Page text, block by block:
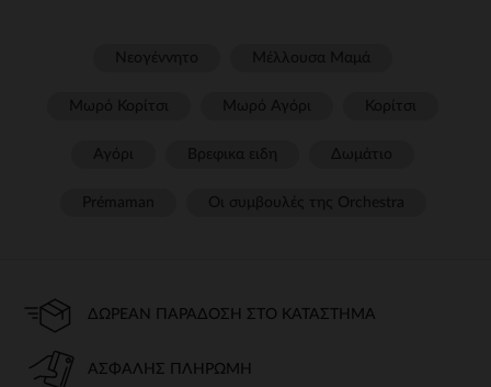
ΔΩΡΕΆΝ ΠΑΡΆΔΟΣΗ ΣΤΟ ΚΑΤΆΣΤΗΜΑ
ΑΣΦΑΛΉΣ ΠΛΗΡΩΜΉ